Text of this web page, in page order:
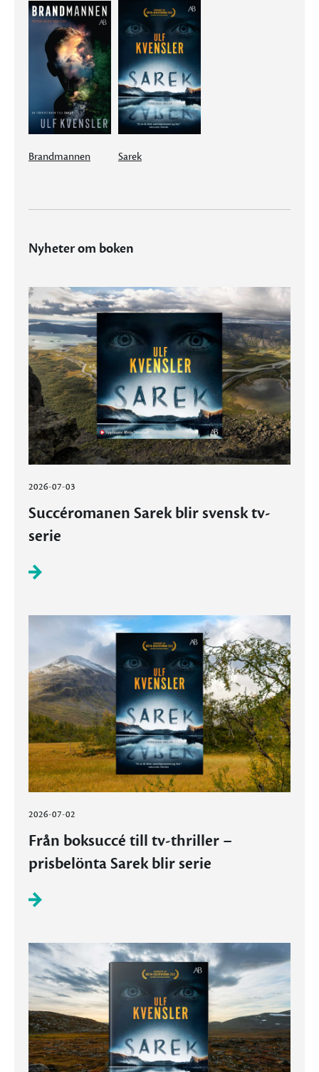
Brandmannen Sarek
Nyheter om boken
2026-07-03
Succéromanen Sarek blir svensk tv-
serie
2026-07-02
Från boksuccé till tv-thriller –
prisbelönta Sarek blir serie